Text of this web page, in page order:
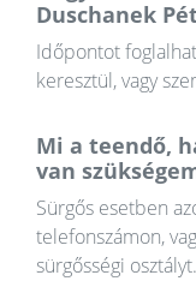
Duschanek
Időpontot
keresztül, vagy
Mi a teendő,
van
Sürgős esetben
telefonszámon,
sürgősségi osztályt.